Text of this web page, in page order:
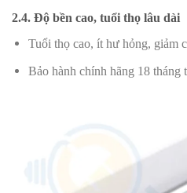
2.4. Độ bền cao, tuổi thọ lâu dài
Tuổi thọ cao, ít hư hỏng, giảm
Bảo hành chính hãng 18 tháng